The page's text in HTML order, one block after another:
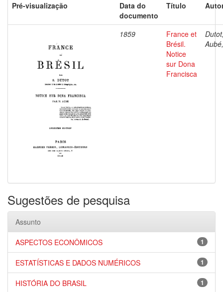
Pré-visualização
Data do
documento
Título
1859
France et
Brésil.
Notice
sur Dona
Francisca
Sugestões de pesquisa
Assunto
1
ASPECTOS ECONÔMICOS
1
ESTATÍSTICAS E DADOS NUMÉRICOS
1
HISTÓRIA DO BRASIL